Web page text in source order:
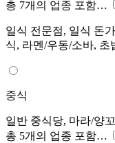
총 7개의 업종 포함…
일식 전문점, 일식 돈
식, 라멘/우동/소바, 초
중식
일반 중식당, 마라/양
총 5개의 업종 포함…